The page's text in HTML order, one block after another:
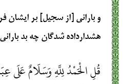
و بارانى [از سجيل] بر ايشان
هشدارداده‏ شدگان چه بد بارانى
قُلِ الْحَمْدُ لِلَّهِ وَسَلَامٌ عَلَى